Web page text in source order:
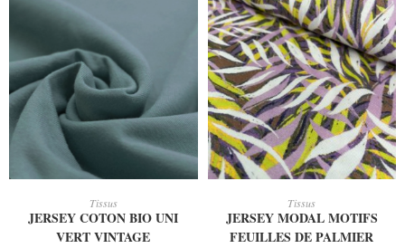
Tissus
JERSEY COTON BIO UNI
VERT VINTAGE
Tissus
JERSEY MODAL MOTIFS
FEUILLES DE PALMIER